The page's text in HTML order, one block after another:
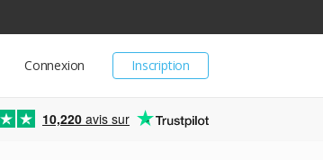
Inscription
Connexion
10,220 avis sur